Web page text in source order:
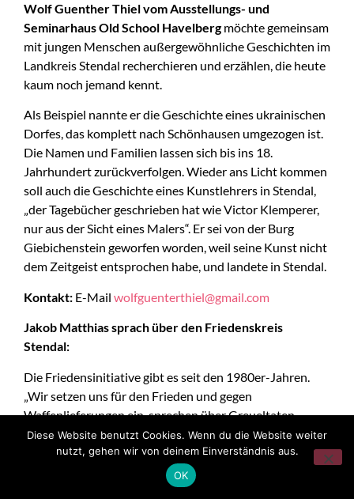
Wolf Guenther Thiel vom Ausstellungs- und
SeminarhausOld School Havelbergmöchte gemeinsam
mit jungen Menschen außergewöhnliche Geschichten im
Landkreis Stendal recherchieren und erzählen, die heute
kaum noch jemand kennt.
Als Beispiel nannte er die Geschichte eines ukrainischen
Dorfes, das komplett nach Schönhausen umgezogen ist.
Die Namen und Familien lassen sich bis ins 18.
Jahrhundert zurückverfolgen. Wieder ans Licht kommen
soll auch die Geschichte eines Kunstlehrers in Stendal,
„der Tagebücher geschrieben hat wie Victor Klemperer,
nur aus der Sicht eines Malers“. Er sei von der Burg
Giebichenstein geworfen worden, weil seine Kunst nicht
dem Zeitgeist entsprochen habe, und landete in Stendal.
Kontakt: E-Mail wolfguenterthiel@gmail.com
Jakob Matthias sprach über den Friedenskreis
Stendal:
Die Friedensinitiative gibt es seit den 1980er-Jahren.
„Wir setzen uns für den Frieden und gegen
Waffenlieferungen ein, sprechen über Greueltaten,
Propaganda und Lügen und führen Gespräche mit
jedem, der an uns herantritt.“ Der Friedenskreis ist
politisch ungebunden. Er lädt jeden Freitag von 15.00 bis
18.00 Uhr zur Mahnwache auf dem Sperlingsberg in
Diese Website benutzt Cookies. Wenn du die Website weiter
nutzt, gehen wir von deinem Einverständnis aus.
OK